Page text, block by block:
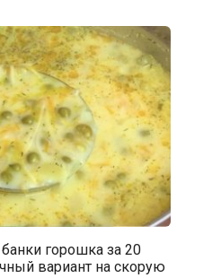
горошка за 20
вариант на скорую